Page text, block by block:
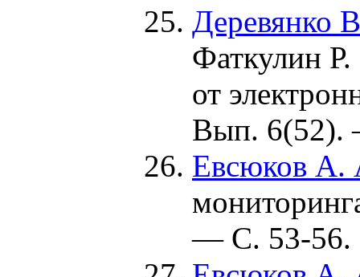
Деревянко
Фаткулин
от
Вып.
Евсюков А.
— С. 53-56.